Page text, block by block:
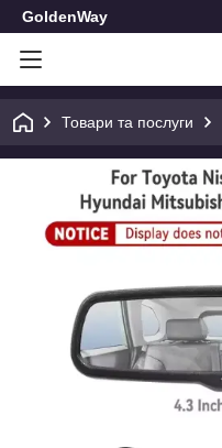
GoldenWay
Товари та послуги